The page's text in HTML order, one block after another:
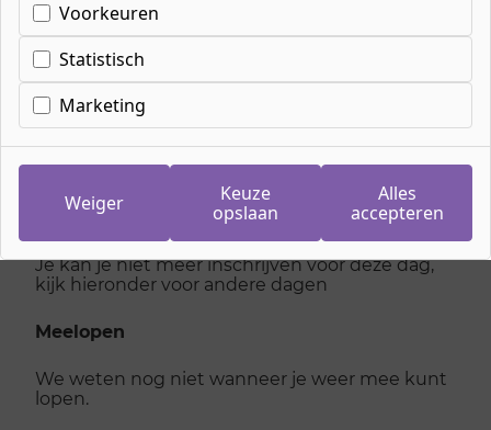
Inschrijven
meeloopdag
Medewerker sport en
recreatie
donderdag 11 juni 2026
Je kan je niet meer inschrijven voor deze dag,
kijk hieronder voor andere dagen
Meelopen
We weten nog niet wanneer je weer mee kunt
lopen.
Voorkeuren
Statistisch
Marketing
Weiger
Keuze
opslaan
Alles
accepteren